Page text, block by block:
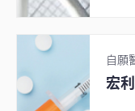
自願
宏